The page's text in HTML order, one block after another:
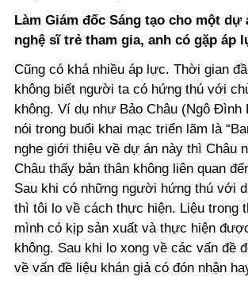
Làm Giám đốc Sáng tạo cho một dự
nghệ sĩ trẻ tham gia, anh có gặp áp
Cũng có khá nhiều áp lực. Thời gian
không biết người ta có hứng thú với
không. Ví dụ như Bảo Châu (Ngô Đình
nói trong buổi khai mạc triển lãm là
nghe giới thiệu về dự án này thì Châu
Châu thấy bản thân không liên quan
Sau khi có những người hứng thú với
thì tôi lo về cách thực hiện. Liệu trong
mình có kịp sản xuất và thực hiện
không. Sau khi lo xong về các vấn đề
về vấn đề liệu khán giả có đón nhận